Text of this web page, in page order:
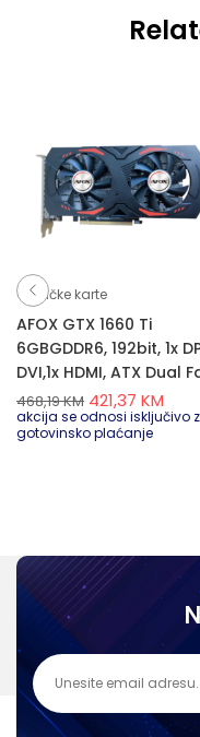
Grafičke karte
AFOX GTX 1660 Ti
6GBGDDR6, 192bit, 1x
DVI,1x HDMI, ATX Dual
468,19KM 421,37 KM
akcija se odnosi isključivo
gotovinsko plaćanje